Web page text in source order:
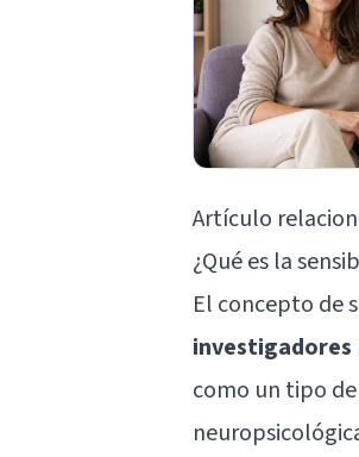
Artículo
¿Qué es la
El concepto de
investigadores
como un tipo